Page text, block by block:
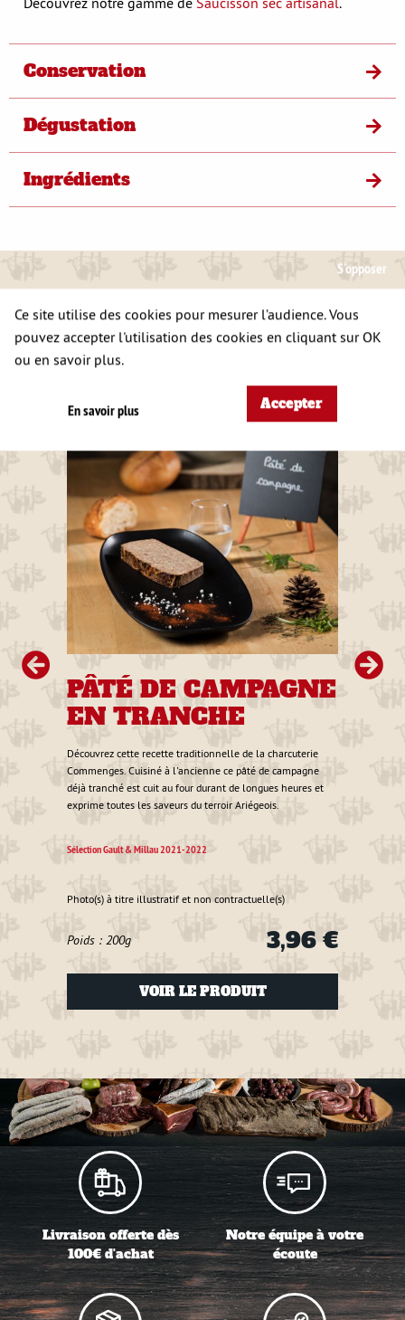
Conservation
Dégustation
Ingrédients
ÉGALEMENT
PÂTÉ DE CAMPAGNE
EN TRANCHE
Découvrez cette recette traditionnelle de la charcuterie
Commenges. Cuisiné à l'ancienne ce pâté de campagne
déjà tranché est cuit au four durant de longues heures et
exprime toutes les saveurs du terroir Ariégeois.
Sélection Gault & Millau 2021-2022
Photo(s) à titre illustratif et non contractuelle(s)
Poids : 200g 3,96 €
VOIR LE PRODUIT
Livraison offerte dès
100€ d'achat
Notre équipe à votre
écoute
Ce site utilise des cookies pour mesurer l’audience. Vous
pouvez accepter l'utilisation des cookies en cliquant sur OK
ou en savoir plus.
En savoir plus Accepter
S'opposer